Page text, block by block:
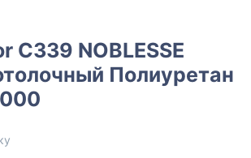
C339 NOBLESSE
Полиуретан